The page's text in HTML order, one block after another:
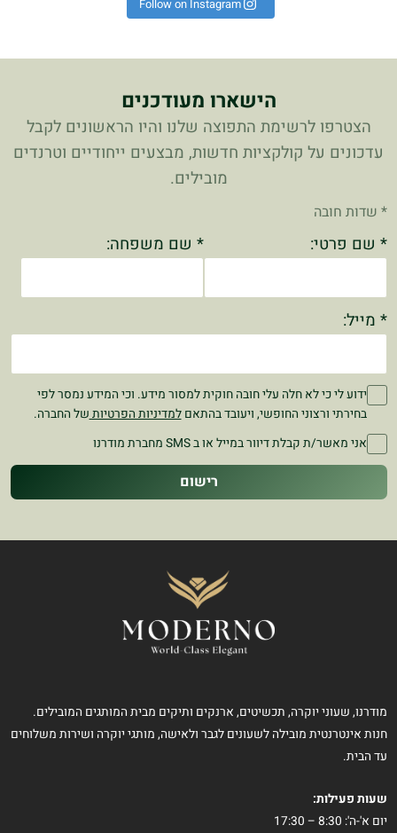
Follow on Instagram
הישארו מעודכנים
הצטרפו לרשימת התפוצה שלנו והיו הראשונים לקבל
עדכונים על קולקציות חדשות, מבצעים ייחודיים וטרנדים
מובילים.
* שדות חובה
* שם פרטי: * שם משפחה:
* מייל:
ידוע לי כי לא חלה עלי חובה חוקית למסור מידע. וכי המידע נמסר לפי
בחירתי ורצוני החופשי, ויעובד בהתאםלמדיניות הפרטיות של החברה.
אני מאשר/ת קבלת דיוור במייל או ב SMS מחברת מודרנו
רישום
מודרנו, שעוני יוקרה, תכשיטים, ארנקים ותיקים מבית המותגים המובילים.
חנות אינטרנטית מובילה לשעונים לגבר ולאישה, מותגי יוקרה ושירות משלוחים
עד הבית.
שעות פעילות:
יום א'-ה': 8:30 – 17:30